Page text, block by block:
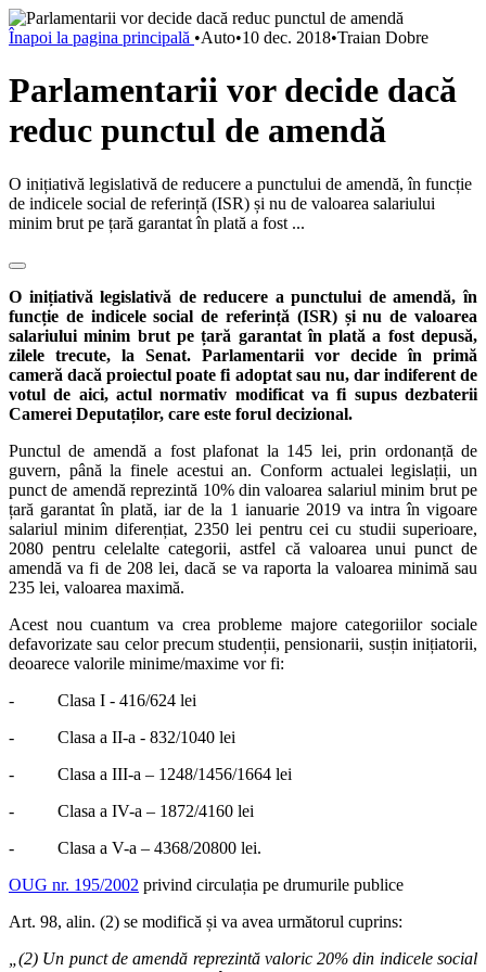
Înapoi la pagina principală •Auto•10 dec. 2018•Traian Dobre
Parlamentarii vor decide dacă
reduc punctul de amendă
O inițiativă legislativă de reducere a punctului de amendă, în funcție
de indicele social de referință (ISR) și nu de valoarea salariului
minim brut pe țară garantat în plată a fost ...
O inițiativă legislativă de reducere a punctului de amendă, în
funcție de indicele social de referință (ISR) și nu de valoarea
salariului minim brut pe țară garantat în plată a fost depusă,
zilele trecute, la Senat. Parlamentarii vor decide în primă
cameră dacă proiectul poate fi adoptat sau nu, dar indiferent de
votul de aici, actul normativ modificat va fi supus dezbaterii
Camerei Deputaților, care este forul decizional.
Punctul de amendă a fost plafonat la 145 lei, prin ordonanță de
guvern, până la finele acestui an. Conform actualei legislații, un
punct de amendă reprezintă 10% din valoarea salariul minim brut pe
țară garantat în plată, iar de la 1 ianuarie 2019 va intra în vigoare
salariul minim diferențiat, 2350 lei pentru cei cu studii superioare,
2080 pentru celelalte categorii, astfel că valoarea unui punct de
amendă va fi de 208 lei, dacă se va raporta la valoarea minimă sau
235 lei, valoarea maximă.
Acest nou cuantum va crea probleme majore categoriilor sociale
defavorizate sau celor precum studenții, pensionarii, susțin inițiatorii,
deoarece valorile minime/maxime vor fi:
- Clasa I - 416/624 lei
- Clasa a II-a - 832/1040 lei
- Clasa a III-a – 1248/1456/1664 lei
- Clasa a IV-a – 1872/4160 lei
- Clasa a V-a – 4368/20800 lei.
OUG nr. 195/2002 privind circulația pe drumurile publice
Art. 98, alin. (2) se modifică și va avea următorul cuprins:
„(2) Un punct de amendă reprezintă valoric 20% din indicele social